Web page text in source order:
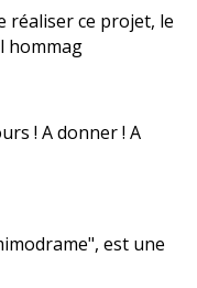
ce projet, le
hommag
! A donner ! A
est une